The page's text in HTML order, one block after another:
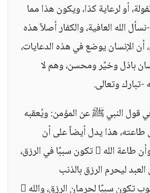
أو لرعاية كذا، ويكون هذا مما
الله العافية، والكفار أصلاً هذه
أن الإنسان يوضع في هذه الدعايات،
باذل وخيِّر ومحسن، وهم لا
-تبارك وتعالى.
قول النبي ﷺ عن المؤمن: ويُعقبه
طاعته، هذا يدل أيضاً على أن
الأعمال الصالحة، وأن طاعة الله  تكون سببًا في الرزق،
ليحرم الرزق بالذنب
، فالذنوب تكون سببًا لحرمان الرزق، والله 